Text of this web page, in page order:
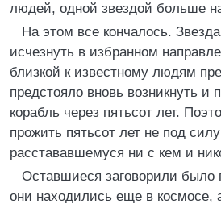
людей, одной звездой больше
На этом все кончалось.
исчезнуть в избранном
близкой к известному людям
предстояло вновь возникнуть и
корабль через пятьсот лет.
прожить пятьсот лет не под
расстававшемуся ни с кем и
Оставшиеся заговорили было
они находились еще в космосе,